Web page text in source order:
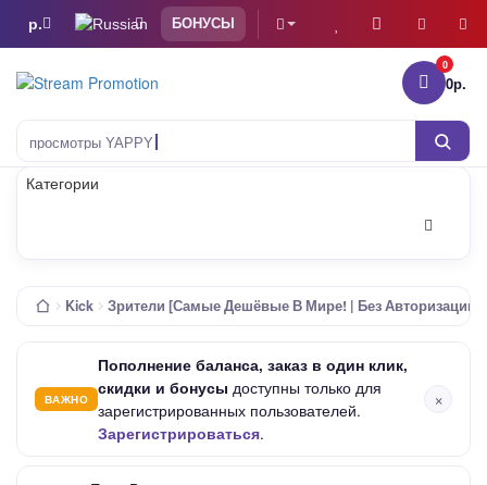
р. БОНУСЫ
просмотры YAPPY
0
0р.
Категории
Kick Зрители [Самые Дешёвые В Мире! | Без Авторизации
ВАЖНО
Пополнение баланса, заказ в один клик,
скидки и бонусы доступны только для
зарегистрированных пользователей.
Зарегистрироваться.
×